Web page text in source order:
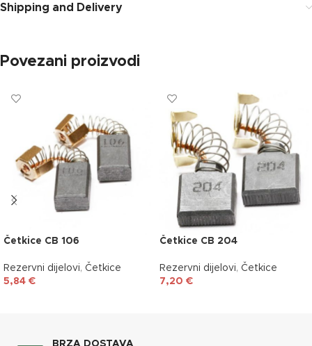
Shipping and Delivery
Povezani proizvodi
Četkice CB 106
Rezervni dijelovi, Četkice
5,84 €
Četkice CB 204
Rezervni dijelovi, Četkice
7,20 €
BRZA DOSTAVA